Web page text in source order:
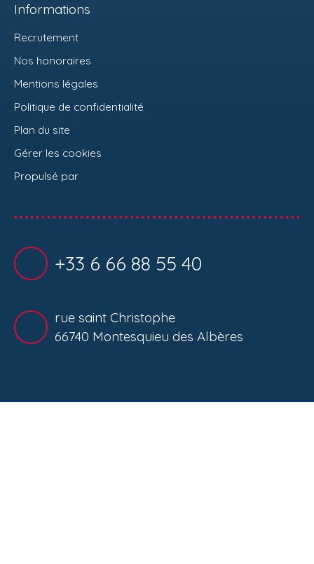
Informations
Recrutement
Nos honoraires
Mentions légales
Politique de confidentialité
Plan du site
Gérer les cookies
Propulsé par
+33 6 66 88 55 40
rue saint Christophe
66740 Montesquieu des Albères